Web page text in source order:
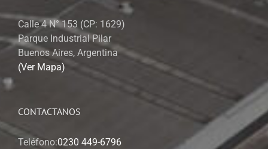
Calle 4 N° 153 (CP: 1629)
Parque Industrial Pilar
Buenos Aires, Argentina
(Ver Mapa)
CONTACTANOS
Teléfono:0230 449-6796